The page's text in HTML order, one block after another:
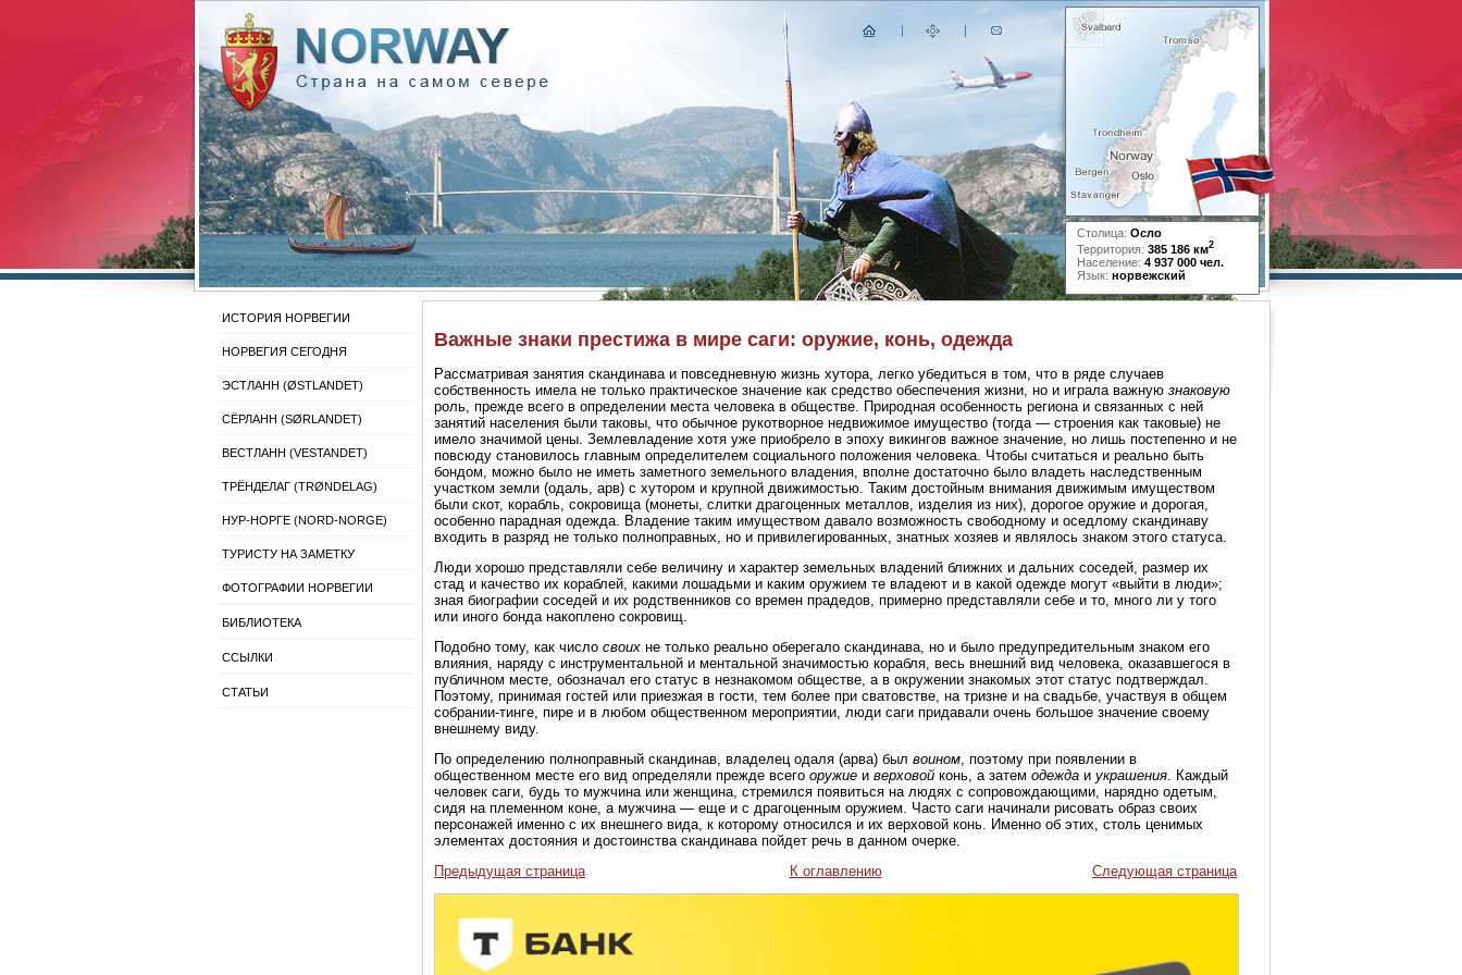
Столица: Осло
Территория: 385 186 км2
Население: 4 937 000 чел.
Язык: норвежский
ИСТОРИЯ НОРВЕГИИ
НОРВЕГИЯ СЕГОДНЯ
ЭСТЛАНН (ØSTLANDET)
СЁРЛАНН (SØRLANDET)
ВЕСТЛАНН (VESTANDET)
ТРЁНДЕЛАГ (TRØNDELAG)
НУР-НОРГЕ (NORD-NORGE)
ТУРИСТУ НА ЗАМЕТКУ
ФОТОГРАФИИ НОРВЕГИИ
БИБЛИОТЕКА
ССЫЛКИ
СТАТЬИ
Важные знаки престижа в мире саги: оружие, конь, одежда
Рассматривая занятия скандинава и повседневную жизнь хутора, легко убедиться в том, что в ряде случаев
собственность имела не только практическое значение как средство обеспечения жизни, но и играла важную знаковую
роль, прежде всего в определении места человека в обществе. Природная особенность региона и связанных с ней
занятий населения были таковы, что обычное рукотворное недвижимое имущество (тогда — строения как таковые) не
имело значимой цены. Землевладение хотя уже приобрело в эпоху викингов важное значение, но лишь постепенно и не
повсюду становилось главным определителем социального положения человека. Чтобы считаться и реально быть
бондом, можно было не иметь заметного земельного владения, вполне достаточно было владеть наследственным
участком земли (одаль, арв) с хутором и крупной движимостью. Таким достойным внимания движимым имуществом
были скот, корабль, сокровища (монеты, слитки драгоценных металлов, изделия из них), дорогое оружие и дорогая,
особенно парадная одежда. Владение таким имуществом давало возможность свободному и оседлому скандинаву
входить в разряд не только полноправных, но и привилегированных, знатных хозяев и являлось знаком этого статуса.
Люди хорошо представляли себе величину и характер земельных владений ближних и дальних соседей, размер их
стад и качество их кораблей, какими лошадьми и каким оружием те владеют и в какой одежде могут «выйти в люди»;
зная биографии соседей и их родственников со времен прадедов, примерно представляли себе и то, много ли у того
или иного бонда накоплено сокровищ.
Подобно тому, как число своих не только реально оберегало скандинава, но и было предупредительным знаком его
влияния, наряду с инструментальной и ментальной значимостью корабля, весь внешний вид человека, оказавшегося в
публичном месте, обозначал его статус в незнакомом обществе, а в окружении знакомых этот статус подтверждал.
Поэтому, принимая гостей или приезжая в гости, тем более при сватовстве, на тризне и на свадьбе, участвуя в общем
собрании-тинге, пире и в любом общественном мероприятии, люди саги придавали очень большое значение своему
внешнему виду.
По определению полноправный скандинав, владелец одаля (арва) был воином, поэтому при появлении в
общественном месте его вид определяли прежде всего оружие и верховой конь, а затем одежда и украшения. Каждый
человек саги, будь то мужчина или женщина, стремился появиться на людях с сопровождающими, нарядно одетым,
сидя на племенном коне, а мужчина — еще и с драгоценным оружием. Часто саги начинали рисовать образ своих
персонажей именно с их внешнего вида, к которому относился и их верховой конь. Именно об этих, столь ценимых
элементах достояния и достоинства скандинава пойдет речь в данном очерке.
Предыдущая страница
К оглавлению Следующая страница